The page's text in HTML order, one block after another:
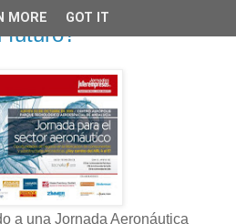
futuro?
a una Jornada Aeronáutica
MORE GOT IT